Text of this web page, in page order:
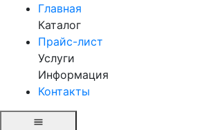
Главная
Каталог
Прайс-лист
Услуги
Информация
Контакты